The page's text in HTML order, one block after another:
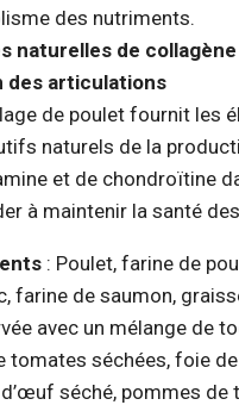
des nutriments.
naturelles de
des articulations
de poulet fournit les
naturels de la
et de chondroïtine
à maintenir la santé
: Poulet, farine de
farine de saumon,
avec un mélange de
tomates séchées, foie
séché, pommes de